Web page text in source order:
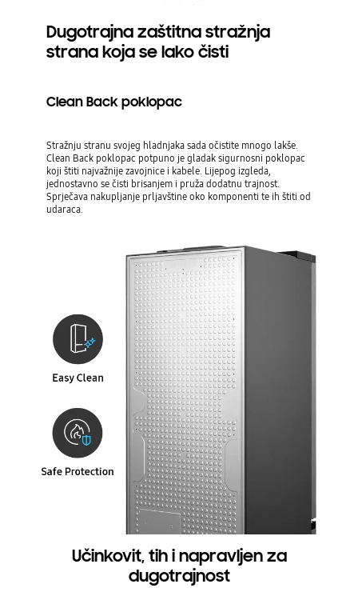
Dugotrajna zaštitna stražnja
strana koja se lako čisti
Clean Back poklopac
Stražnju stranu svojeg hladnjaka sada očistite mnogo lakše.
Clean Back poklopac potpuno je gladak sigurnosni poklopac
koji štiti najvažnije zavojnice i kabele. Lijepog izgleda,
jednostavno se čisti brisanjem i pruža dodatnu trajnost.
Sprječava nakupljanje prljavštine oko komponenti te ih štiti od
udaraca.
Učinkovit, tih i napravljen za
dugotrajnost